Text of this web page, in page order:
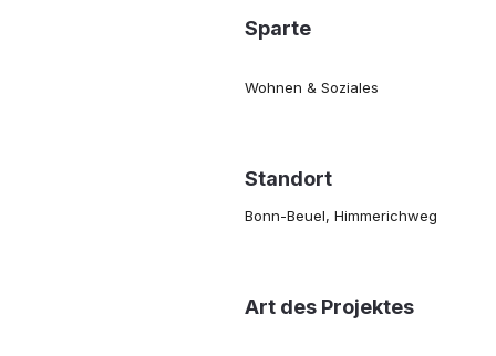
Sparte
Wohnen & Soziales
Standort
Bonn-Beuel, Himmerichweg
Art des Projektes